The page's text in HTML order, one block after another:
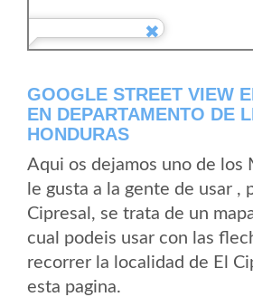
GOOGLE STREET VIEW
EN DEPARTAMENTO DE
HONDURAS
Aqui os dejamos uno de los
le gusta a la gente de usar ,
Cipresal, se trata de un
cual podeis usar con las
recorrer la localidad de El
esta pagina.